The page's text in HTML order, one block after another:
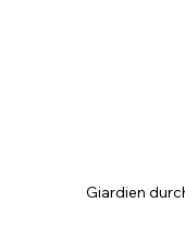
Giardien